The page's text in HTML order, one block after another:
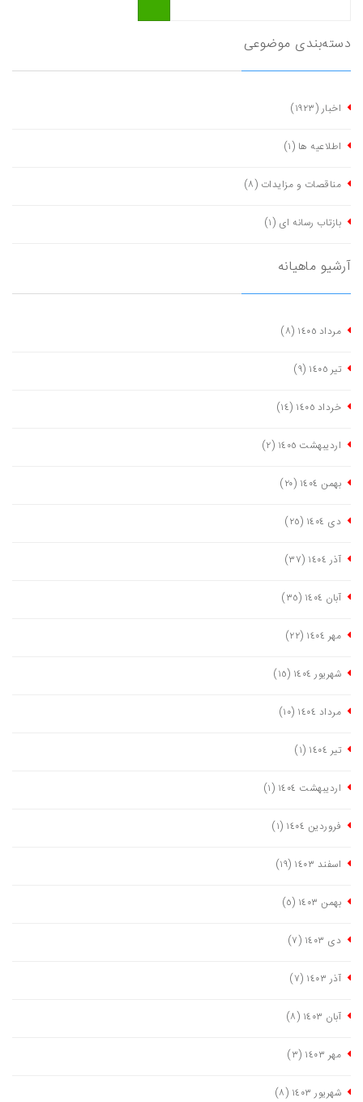
دسته‌بندی موضوعی
اخبار(١٩٢٣)
اطلاعیه ها (١)
مناقصات و مزایدات (٨)
بازتاب رسانه ای (١)
آرشیو ماهیانه
مرداد ١٤٠٥ (٨)
تیر ١٤٠٥ (٩)
خرداد ١٤٠٥ (١٤)
اردیبهشت ١٤٠٥ (٢)
بهمن ١٤٠٤ (٢٠)
دی ١٤٠٤ (٢٥)
آذر ١٤٠٤ (٣٧)
آبان ١٤٠٤ (٣٥)
مهر ١٤٠٤ (٢٢)
شهریور ١٤٠٤ (١٥)
مرداد ١٤٠٤ (١٠)
تیر ١٤٠٤ (١)
اردیبهشت ١٤٠٤ (١)
فروردین ١٤٠٤ (١)
اسفند ١٤٠٣ (١٩)
بهمن ١٤٠٣ (٥)
دی ١٤٠٣ (٧)
آذر ١٤٠٣ (٧)
آبان ١٤٠٣ (٨)
مهر ١٤٠٣ (٣)
شهریور ١٤٠٣ (٨)